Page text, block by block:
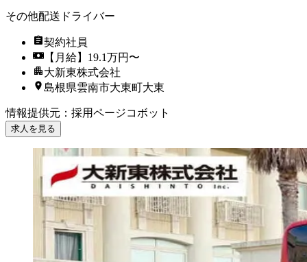
その他配送ドライバー
契約社員
【月給】19.1万円〜
大新東株式会社
島根県雲南市大東町大東
情報提供元 ： 採用ページコボット
求人を見る